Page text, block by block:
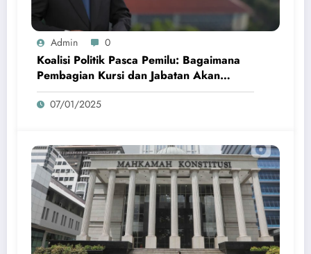
Admin 0
Koalisi Politik Pasca Pemilu: Bagaimana
Pembagian Kursi dan Jabatan Akan
Mempengaruhi Kebijakan
07/01/2025